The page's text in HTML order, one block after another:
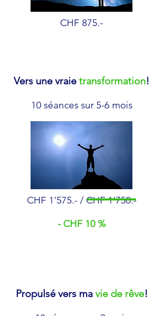
CHF 875.-
Vers une vraie transformation!
10 séances sur 5-6 mois
CHF 1'575.- / CHF 1'750.-
- CHF 10 %
Propulsé vers ma vie de rêve!